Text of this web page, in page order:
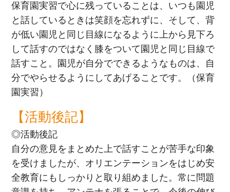
保育園実習で心に残っていることは、いつも園児
と話しているときは笑顔を忘れずに、そして、背
が低い園児と同じ目線になるように上から見下ろ
して話すのではなく膝をついて園児と同じ目線で
話すこと。園児が自分でできるようなものは、自
分でやらせるようにしてあげることです。（保育
園実習）
【活動後記】
◎活動後記
自分の意見をまとめた上で話すことが苦手な印象
を受けましたが、オリエンテーションをはじめ安
全教育にもしっかりと取り組めました。常に問題